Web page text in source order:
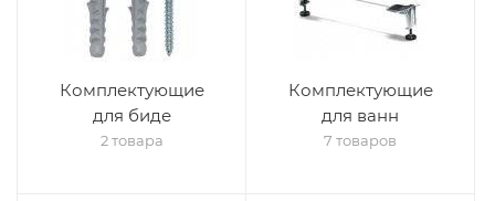
Комплектующие
для биде
2 товара
Комплектующие
для ванн
7 товаров